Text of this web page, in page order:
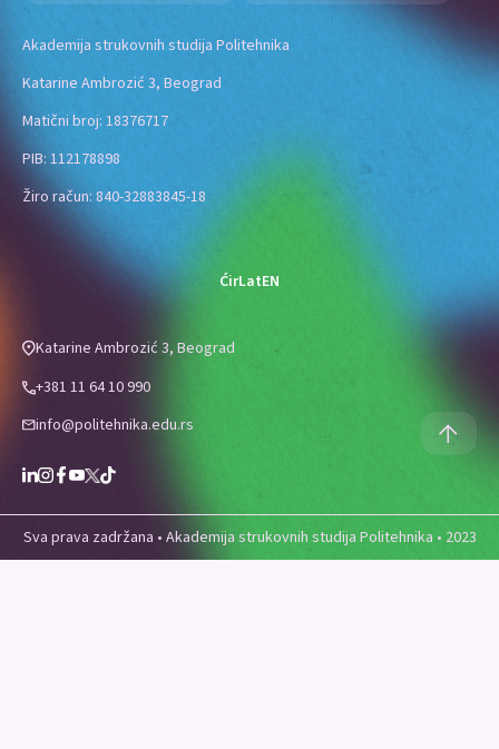
Akademija strukovnih studija Politehnika
Katarine Ambrozić 3, Beograd
Matični broj: 18376717
PIB: 112178898
Žiro račun: 840-32883845-18
ĆirLatEN
Katarine Ambrozić 3, Beograd
+381 11 64 10 990
info@politehnika.edu.rs
Sva prava zadržana • Akademija strukovnih studija Politehnika • 2023